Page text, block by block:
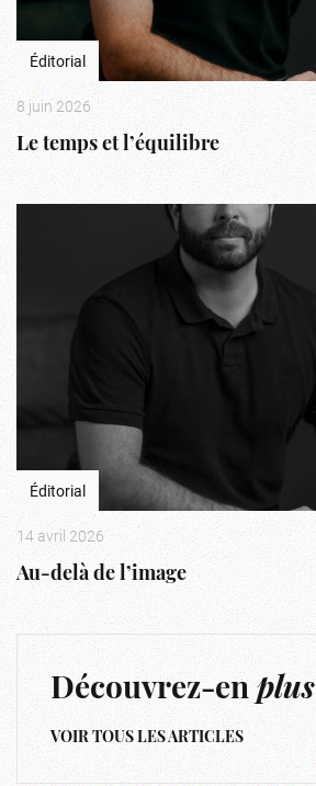
Éditorial
8 juin 2026
Le temps et l’équilibre
Éditorial
14 avril 2026
Au-delà de l’image
Découvrez-enplus
VOIR TOUS LES ARTICLES